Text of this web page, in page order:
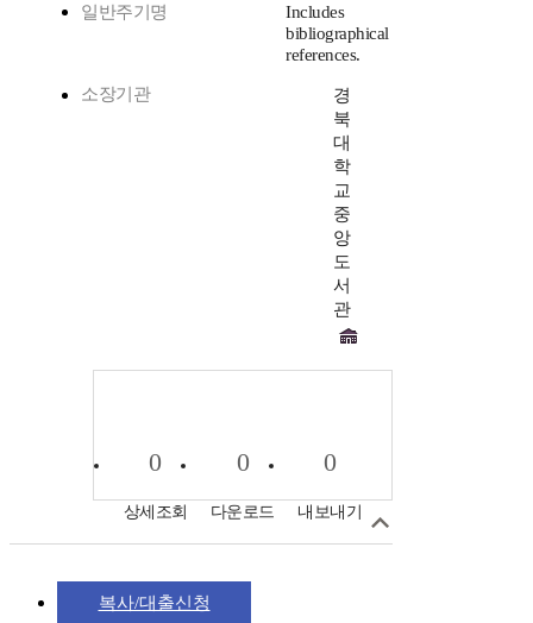
일반주기명
Includes
bibliographical
references.
소장기관
경
북
대
학
교
중
앙
도
서
관
0
상세조회
0
다운로드
0
내보내기
복사/대출신청